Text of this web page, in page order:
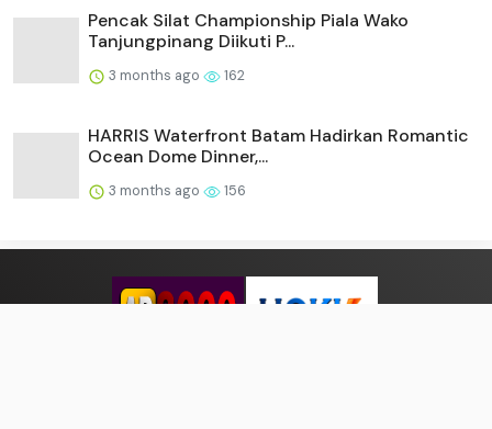
Pencak Silat Championship Piala Wako
Tanjungpinang Diikuti P...
3 months ago 162
HARRIS Waterfront Batam Hadirkan Romantic
Ocean Dome Dinner,...
3 months ago 156